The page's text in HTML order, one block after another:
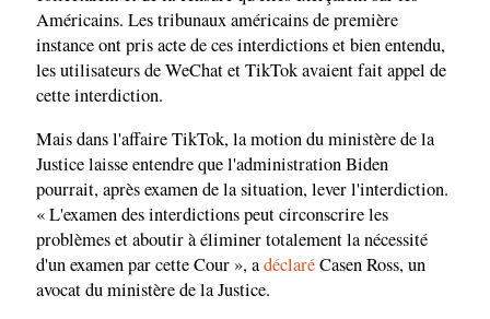
Américains. Les tribunaux américains de première
instance ont pris acte de ces interdictions et bien entendu,
les utilisateurs de WeChat et TikTok avaient fait appel de
cette interdiction.
Mais dans l'affaire TikTok, la motion du ministère de la
Justice laisse entendre que l'administration Biden
pourrait, après examen de la situation, lever l'interdiction.
« L'examen des interdictions peut circonscrire les
problèmes et aboutir à éliminer totalement la nécessité
d'un examen par cette Cour », adéclaréCasen Ross, un
avocat du ministère de la Justice.